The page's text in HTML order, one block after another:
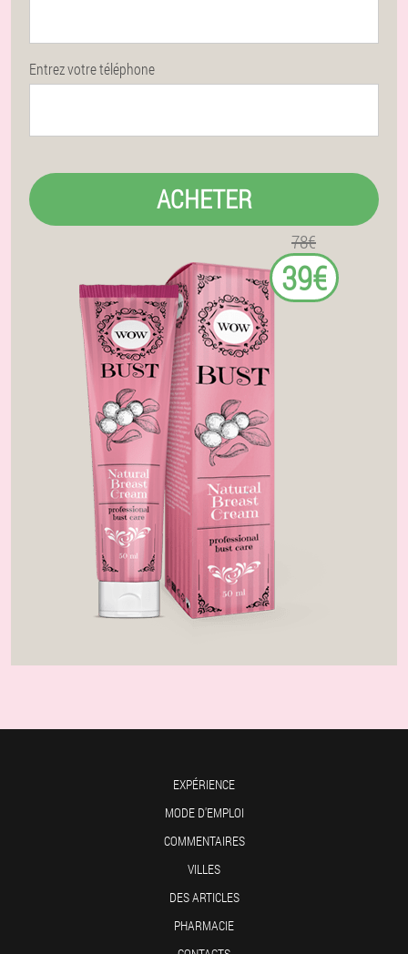
Entrez votre téléphone
ACHETER
78€
39€
EXPÉRIENCE
MODE D'EMPLOI
COMMENTAIRES
VILLES
DES ARTICLES
PHARMACIE